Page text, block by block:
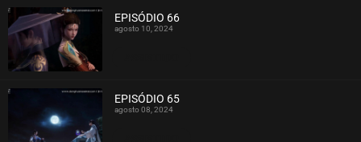
EPISÓDIO 66
agosto 10, 2024
EPISÓDIO 65
agosto 08, 2024